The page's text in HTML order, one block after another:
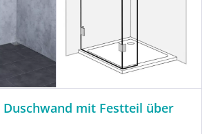
Duschwand mit Festteil über